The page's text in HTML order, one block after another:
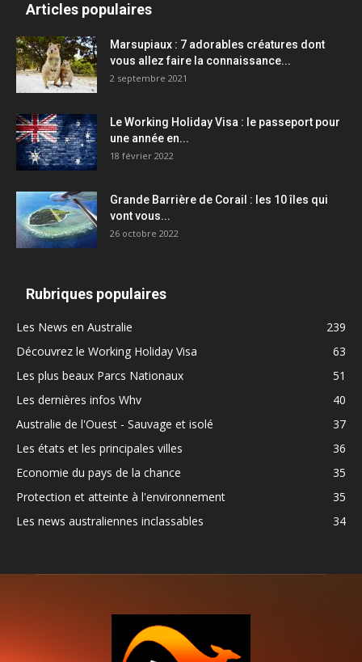
Articles populaires
Marsupiaux : 7 adorables créatures dont
vous allez faire la connaissance...
2 septembre 2021
Le Working Holiday Visa : le passeport pour
une année en...
18 février 2022
Grande Barrière de Corail : les 10 îles qui
vont vous...
26 octobre 2022
Rubriques populaires
Les News en Australie
239
Découvrez le Working Holiday Visa
63
Les plus beaux Parcs Nationaux
51
Les dernières infos Whv
40
Australie de l'Ouest - Sauvage et isolé
37
Les états et les principales villes
36
Economie du pays de la chance
35
Protection et atteinte à l'environnement
35
Les news australiennes inclassables
34